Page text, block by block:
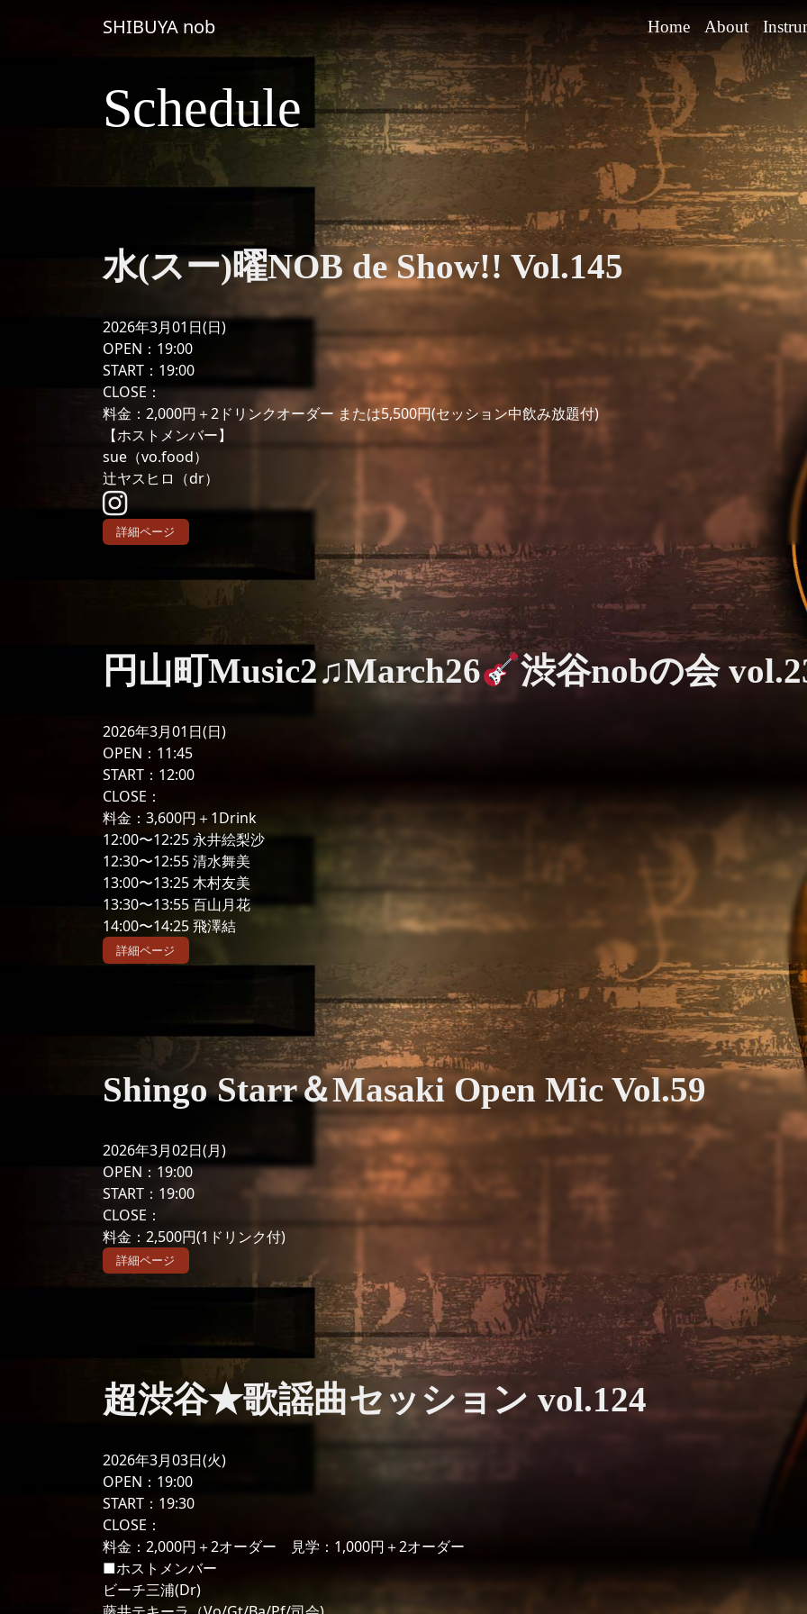
メインナビゲーション
SHIBUYA nob Home About
Schedule
水(スー)曜NOB de Show!! Vol.145
2026年3月01日(日)
OPEN：19:00
START：19:00
CLOSE：
料金：2,000円＋2ドリンクオーダー または5,500円(セッション中飲み放題付)
【ホストメンバー】
sue（vo.food）
辻ヤスヒロ（dr）
詳細ページ
円山町Music2♫March26 渋谷nobの会
2026年3月01日(日)
OPEN：11:45
START：12:00
CLOSE：
料金：3,600円＋1Drink
12:00〜12:25 永井絵梨沙
12:30〜12:55 清水舞美
13:00〜13:25 木村友美
13:30〜13:55 百山月花
14:00〜14:25 飛澤結
詳細ページ
Shingo Starr＆Masaki Open Mic Vol.59
2026年3月02日(月)
OPEN：19:00
START：19:00
CLOSE：
料金：2,500円(1ドリンク付)
詳細ページ
超渋谷★歌謡曲セッション vol.124
2026年3月03日(火)
OPEN：19:00
START：19:30
CLOSE：
料金：2,000円＋2オーダー 見学：1,000円＋2オーダー
■ホストメンバー
ビーチ三浦(Dr)